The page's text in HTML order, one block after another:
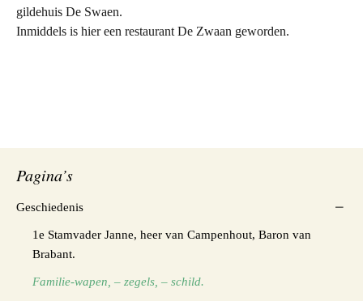
gildehuis De Swaen.
Inmiddels is hier een restaurant De Zwaan geworden.
Pagina’s
Geschiedenis
1e Stamvader Janne, heer van Campenhout, Baron van
Brabant.
Familie-wapen, – zegels, – schild.